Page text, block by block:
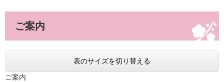
ご案内
表のサイズを切り替える
ご案内